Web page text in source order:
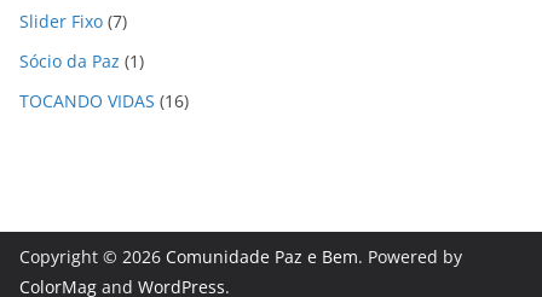
Slider Fixo (7)
Sócio da Paz (1)
TOCANDO VIDAS (16)
Copyright © 2026 Comunidade Paz e Bem. Powered by
ColorMag and WordPress.